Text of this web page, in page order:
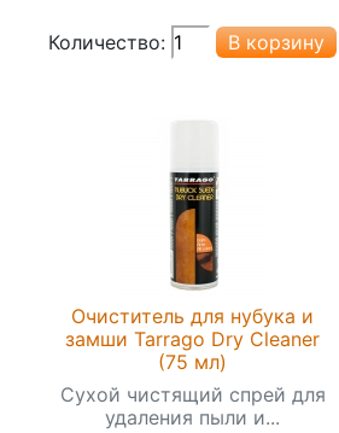
Количество:
Очиститель для нубука и
замши Tarrago Dry Cleaner
(75 мл)
Cухой чистящий спрей для
удаления пыли и...